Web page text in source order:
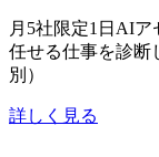
月5社限定1日AIア
任せる仕事を診断
別）
詳しく見る